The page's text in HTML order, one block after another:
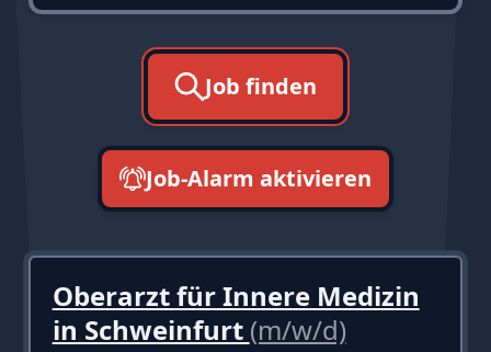
Job finden
Job-Alarm aktivieren
Oberarzt für Innere Medizin
in Schweinfurt (m/w/d)